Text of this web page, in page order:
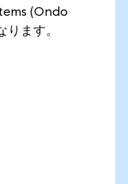
(Ondo
ます。